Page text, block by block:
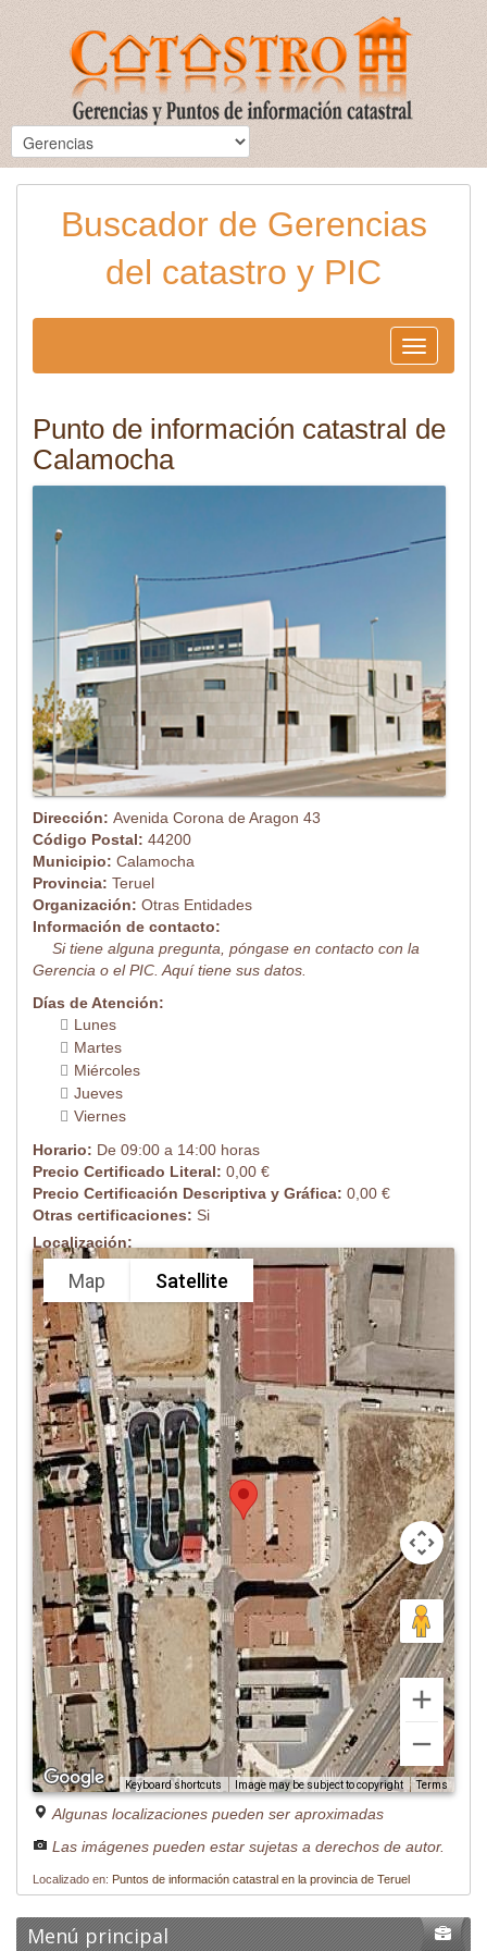
Buscador de Gerencias
del catastro y PIC
Toggle
navigation
Punto de información catastral de
Calamocha
Dirección: Avenida Corona de Aragon 43
Código Postal: 44200
Municipio: Calamocha
Provincia: Teruel
Organización: Otras Entidades
Información de contacto:
Si tiene alguna pregunta, póngase en contacto con la
Gerencia o el PIC. Aquí tiene sus datos.
Días de Atención:
Lunes
Martes
Miércoles
Jueves
Viernes
Horario: De 09:00 a 14:00 horas
Precio Certificado Literal: 0,00 €
Precio Certificación Descriptiva y Gráfica: 0,00 €
Otras certificaciones: Si
Localización:
Map Satellite
Keyboard shortcuts Image may be subject to copyright Terms
Algunas localizaciones pueden ser aproximadas
Las imágenes pueden estar sujetas a derechos de autor.
Localizado en: Puntos de información catastral en la provincia de Teruel
Menú principal